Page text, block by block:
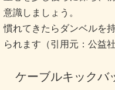
意識しましょう。
慣れてきたらダンベルを
られます（引用元：公益
ケーブルキックバ